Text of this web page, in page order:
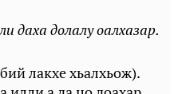
даха долалу оалхазар.
лакхе хьалхьож).